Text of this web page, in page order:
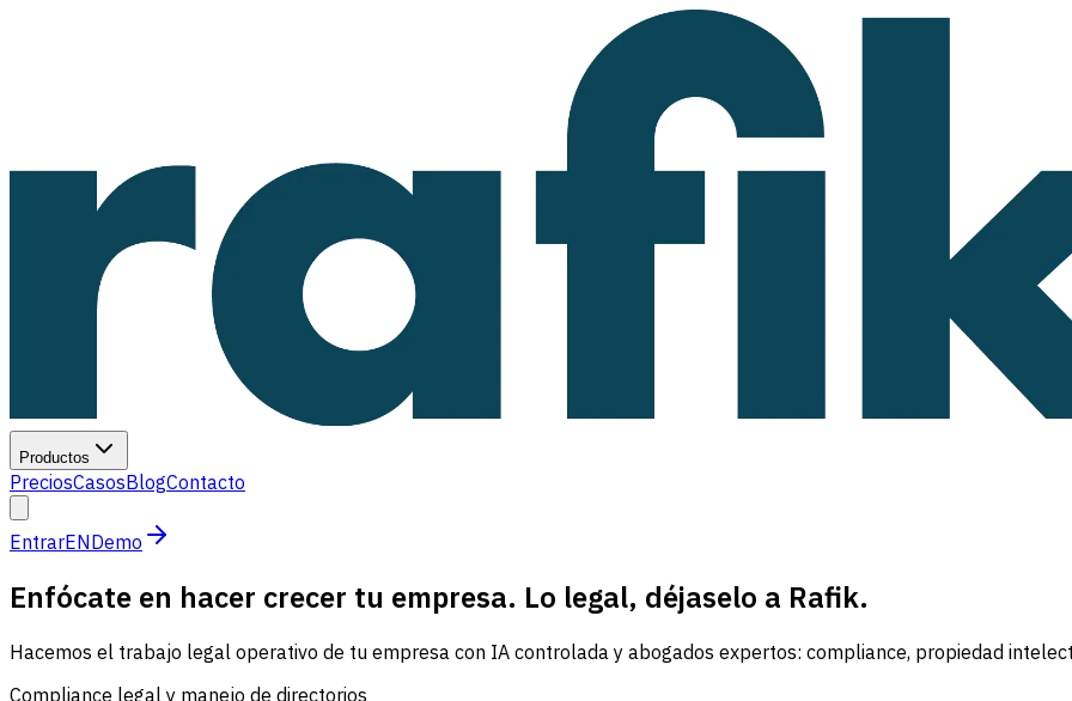
Productos
PreciosCasosBlogContacto
EntrarENDemo
Enfócate en hacer crecer tu empresa. Lo legal, déjaselo a Rafik.
Hacemos el trabajo legal operativo de tu empresa con IA controlada y abogados expertos: compliance, propiedad
Compliance legal y manejo de directorios